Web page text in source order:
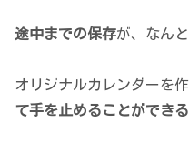
途中までの保存が、なん
オリジナルカレンダーを
て手を止めることができる